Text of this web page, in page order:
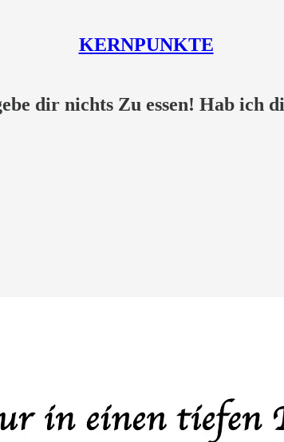
KERNPUNKTE
dir nichts Zu essen! Hab ich